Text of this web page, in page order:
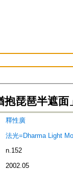
抱琵琶半遮
釋性廣
法光=Dharma Light
n.152
2002.05